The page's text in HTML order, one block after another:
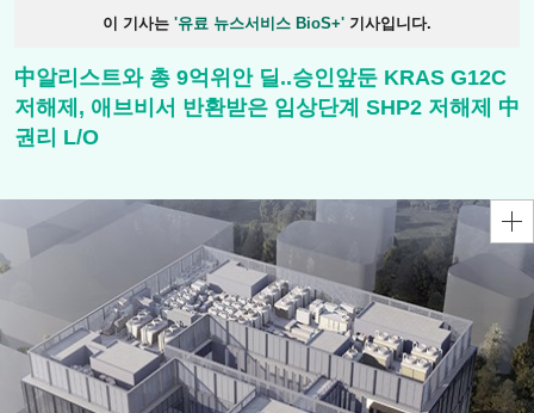
이 기사는 '유료 뉴스서비스 BioS+' 기사입니다.
中알리스트와 총 9억위안 딜..승인앞둔 KRAS G12C
저해제, 애브비서 반환받은 임상단계 SHP2 저해제 中
권리 L/O